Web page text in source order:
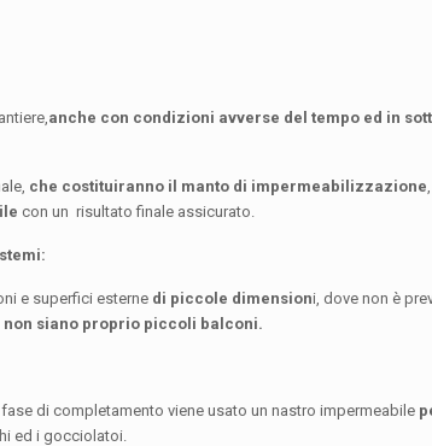
anche con condizioni avverse del tempo ed in
che costituiranno il manto di impermeabilizzazione
con un risultato finale assicurato.
e superfici esterne di piccole dimensioni, dove non è
non siano proprio piccoli balconi.
di completamento viene usato un nastro impermeabile
ed i gocciolatoi.